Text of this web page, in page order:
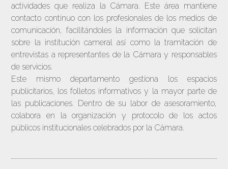
actividades que realiza la Cámara. Este área mantiene
contacto continuo con los profesionales de los medios de
comunicación, facilitándoles la información que solicitan
sobre la institución cameral así como la tramitación de
entrevistas a representantes de la Cámara y responsables
de servicios.
Este mismo departamento gestiona los espacios
publicitarios, los folletos informativos y la mayor parte de
las publicaciones. Dentro de su labor de asesoramiento,
colabora en la organización y protocolo de los actos
públicos institucionales celebrados por la Cámara.